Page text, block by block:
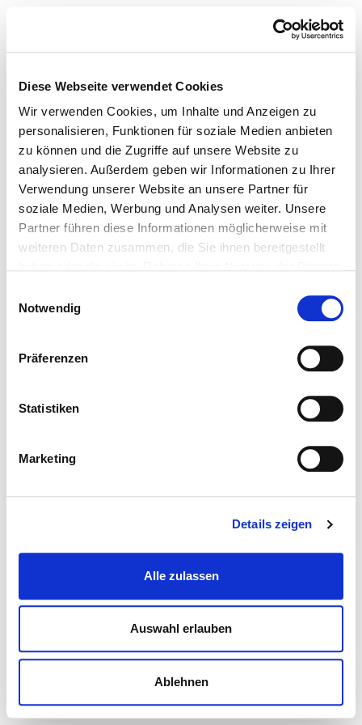
Diese Webseite verwendet Cookies
Wir verwenden Cookies, um Inhalte und Anzeigen zu
personalisieren, Funktionen für soziale Medien anbieten
zu können und die Zugriffe auf unsere Website zu
analysieren. Außerdem geben wir Informationen zu Ihrer
Verwendung unserer Website an unsere Partner für
soziale Medien, Werbung und Analysen weiter. Unsere
Partner führen diese Informationen möglicherweise mit
weiteren Daten zusammen, die Sie ihnen bereitgestellt
Notwendig
Präferenzen
Statistiken
Marketing
Details zeigen
Alle zulassen
Auswahl erlauben
Ablehnen